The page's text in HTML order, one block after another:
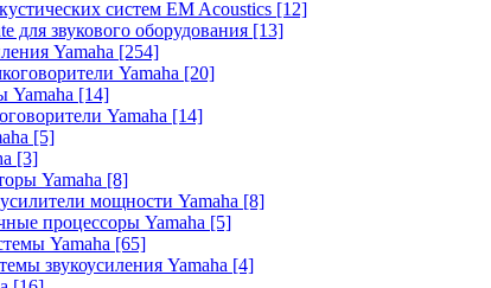
систем EM Acoustics [12]
для звукового оборудования [13]
Yamaha [254]
Yamaha [20]
Yamaha [14]
Yamaha [14]
[5]
[3]
Yamaha [8]
мощности Yamaha [8]
процессоры Yamaha [5]
Yamaha [65]
звукоусиления Yamaha [4]